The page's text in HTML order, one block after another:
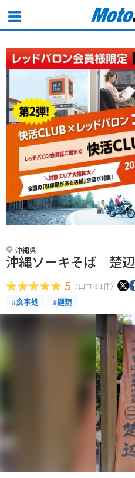
沖縄県
沖縄ソーキそば 楚辺
5 （口コミ1件）
#食事処 #麺類